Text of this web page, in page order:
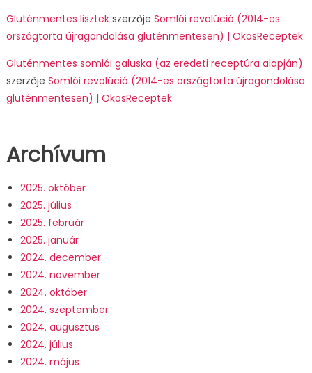
Gluténmentes lisztekszerzője Somlói revolúció (2014-es
országtorta újragondolása gluténmentesen) | OkosReceptek
Gluténmentes somlói galuska (az eredeti receptúra alapján)
szerzője Somlói revolúció (2014-es országtorta újragondolása
gluténmentesen) | OkosReceptek
Archívum
2025. október
2025. július
2025. február
2025. január
2024. december
2024. november
2024. október
2024. szeptember
2024. augusztus
2024. július
2024. május